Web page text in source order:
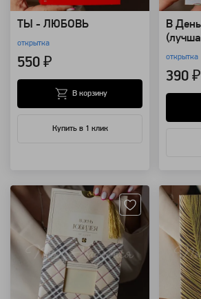
ТЫ - ЛЮБОВЬ
открытка
550 ₽
Купить в 1 клик
В корзину
В
открытка
390 ₽